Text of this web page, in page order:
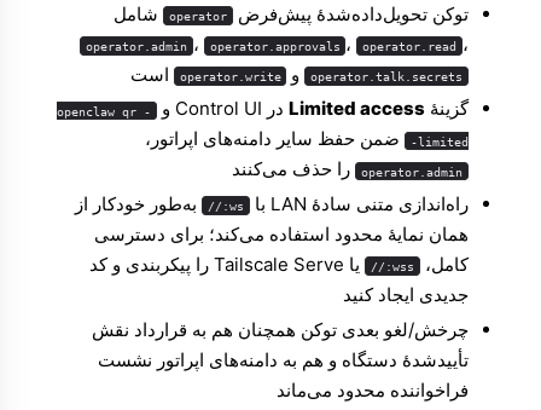
توکن تحویل‌داده‌شدهٔ پیش‌فرض
operator شامل
operator.admin ، operator.approvals ، operator.read ،
operator.talk.secrets و operator.write
است
گزینهٔ Limited access در Control UI و openclaw qr -
-limited ضمن حفظ سایر دامنه‌های اپراتور،
operator.admin را حذف می‌کنند
راه‌اندازی متنی سادهٔ LAN با
ws://
به‌طور خودکار از
همان نمایهٔ محدود استفاده می‌کند؛ برای دسترسی
کامل،
wss://
یا Tailscale Serve را پیکربندی و کد
جدیدی ایجاد کنید
چرخش/لغو بعدی توکن همچنان هم به قرارداد نقش
تأییدشدهٔ دستگاه و هم به دامنه‌های اپراتور نشست
فراخواننده محدود می‌ماند